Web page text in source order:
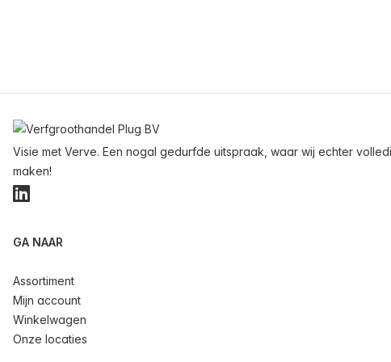
Visie met Verve. Een nogal gedurfde uitspraak, waar wij echter
maken!
LinkedIn
GA NAAR
Assortiment
Mijn account
Winkelwagen
Onze locaties